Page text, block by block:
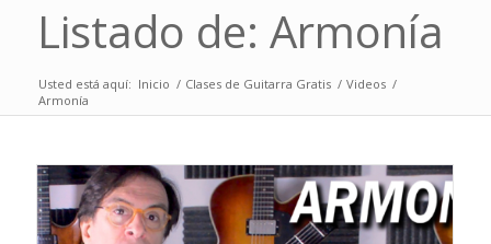
Listado de: Armonía
Usted está aquí: Inicio / Clases de Guitarra Gratis / Videos /
Armonía